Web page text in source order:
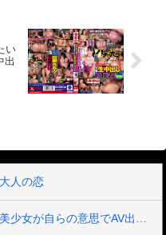
い
出
人の恋